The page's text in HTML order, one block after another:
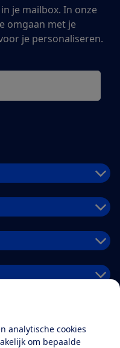
analytische cookies
om bepaalde
je mailbox. In onze
omgaan met je
je personaliseren.